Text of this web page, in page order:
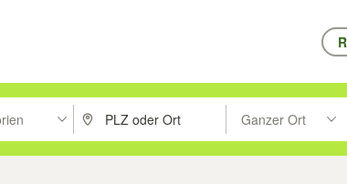
oder Vorschläge mit den Pfeiltasten nach oben/unten
PLZ oder Ort eingeben. Eingabetaste
Ganzer Ort
Suche im Umkreis